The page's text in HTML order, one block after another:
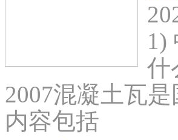
1)
什
2007混凝土瓦
内容包括